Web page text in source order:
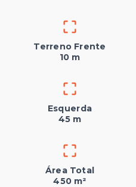
Terreno Frente
10 m
Esquerda
45 m
Área Total
450 m²